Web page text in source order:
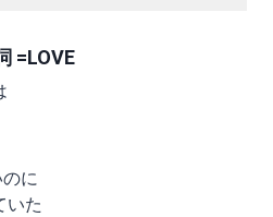
=LOVE
に
いた